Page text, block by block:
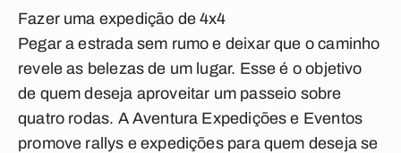
Fazer uma expedição de 4x4
Pegar a estrada sem rumo e deixar que o caminho
revele as belezas de um lugar. Esse é o objetivo
de quem deseja aproveitar um passeio sobre
quatro rodas. A Aventura Expedições e Eventos
promove rallys e expedições para quem deseja se